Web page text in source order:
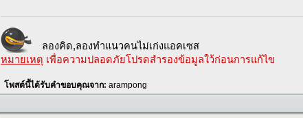
ลองคิด,ลองทำแนวคนไม่เก่งแอคเซส
หมายเหตุ เพื่อความปลอดภัยโปรดสำรองข้อมูลใว้ก่อนการแก้ไข
โพสต์นี้ได้รับคำขอบคุณจาก:arampong